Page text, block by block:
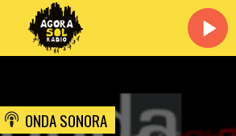
ONDA SONORA